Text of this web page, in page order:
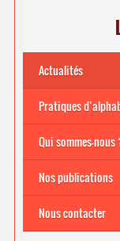
Actualités
Pratiques
Archives
Formations
Qui sommes-nous
Nos publications
Nous contacter